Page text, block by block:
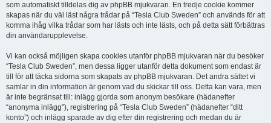
som automatiskt tilldelas dig av phpBB mjukvaran. En tredje cookie kommer
skapas när du väl läst några trådar på “Tesla Club Sweden” och används för att
komma ihåg vilka trådar som har lästs och inte lästs, och på detta sätt förbättras
din användarupplevelse.
Vi kan också möjligen skapa cookies utanför phpBB mjukvaran när du besöker
“Tesla Club Sweden”, men dessa ligger utanför detta dokument som endast är
till för att täcka sidorna som skapats av phpBB mjukvaran. Det andra sättet vi
samlar in din information är genom vad du skickar till oss. Detta kan vara, men
är inte begränsat till: inlägg gjorda som anonym besökare (hädanefter
“anonyma inlägg”), registrering på “Tesla Club Sweden” (hädanefter “ditt
konto”) och inlägg sparade av dig efter din registrering och medan du är